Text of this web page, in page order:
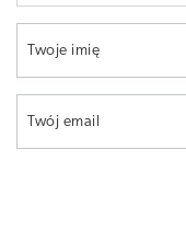
Twoje imię
Twój email